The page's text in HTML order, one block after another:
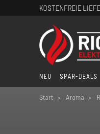
KOSTENFREIE
NEU SPAR-DEALS
Start Aroma